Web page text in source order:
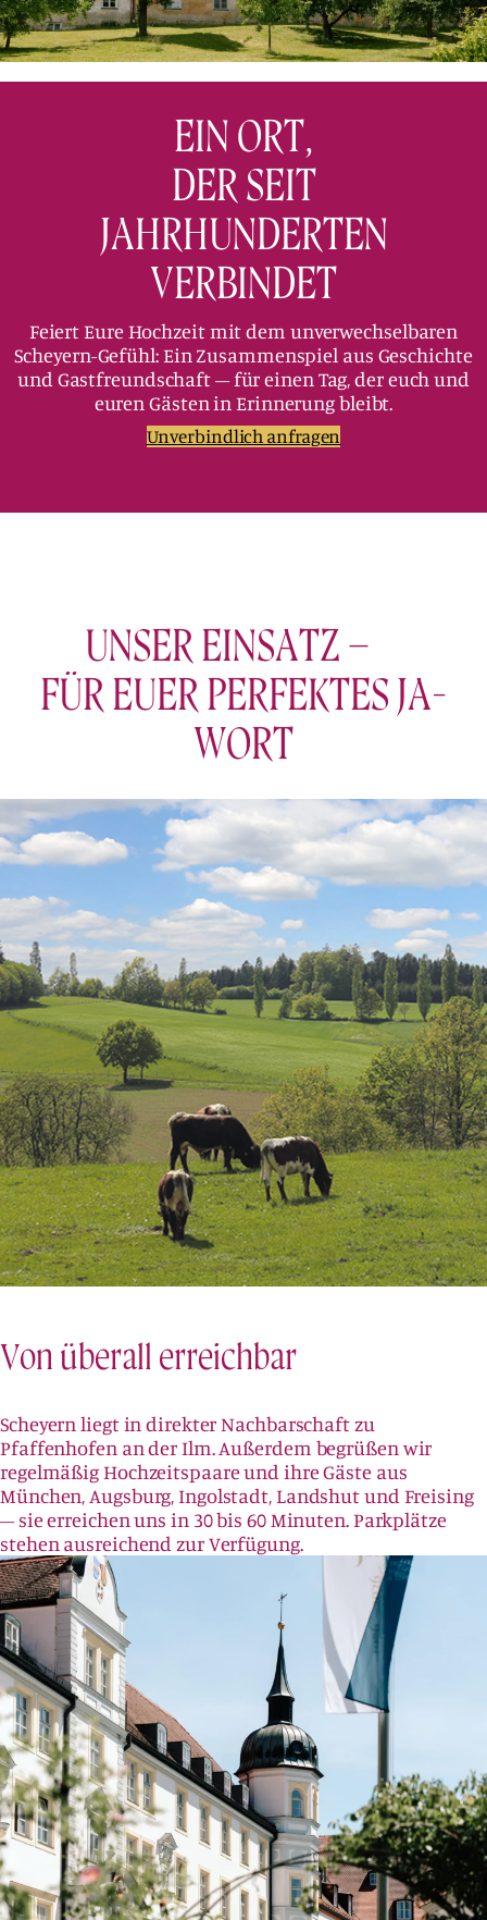
GUTSCHEIN
EIN ORT,
DER SEIT
JAHRHUNDERTEN
VERBINDET
Feiert Eure Hochzeit mit dem unverwechselbaren
Scheyern-Gefühl: Ein Zusammenspiel aus Geschichte
und Gastfreundschaft – für einen Tag, der euch und
euren Gästen in Erinnerung bleibt.
Unverbindlich anfragen
UNSER EINSATZ –
FÜR EUER PERFEKTES JA-
WORT
Von überall erreichbar
Scheyern liegt in direkter Nachbarschaft zu
Pfaffenhofen an der Ilm. Außerdem begrüßen wir
regelmäßig Hochzeitspaare und ihre Gäste aus
München, Augsburg, Ingolstadt, Landshut und Freising
– sie erreichen uns in 30 bis 60 Minuten. Parkplätze
stehen ausreichend zur Verfügung.